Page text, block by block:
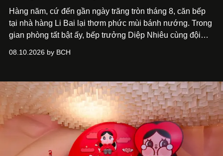
Hàng năm, cứ đến gần ngày trăng tròn tháng 8, căn bếp
tại nhà hàng Li Bai lại thơm phức mùi bánh nướng. Trong
gian phòng tất bật ấy, bếp trưởng Diệp Nhiêu cùng đội
08.10.2026 by BCH